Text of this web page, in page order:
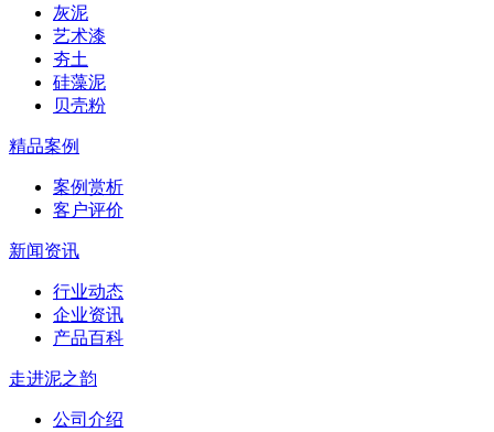
灰泥
艺术漆
夯土
硅藻泥
贝壳粉
精品案例
案例赏析
客户评价
新闻资讯
行业动态
企业资讯
产品百科
走进泥之韵
公司介绍